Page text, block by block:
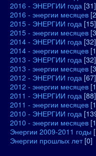
2016 - ЭНЕРГИИ года [31]
2016 - энергии месяцев
2015 - ЭНЕРГИИ года [15]
2015 - энергии месяцев
2014 - ЭНЕРГИИ года [32]
2014 - энергии месяцев
2013 - ЭНЕРГИИ года [32]
2013 - энергии месяцев
2012 - ЭНЕРГИИ года [67]
2012 - энергии месяцев
2011 - ЭНЕРГИИ года [88]
2011 - энергии месяцев
2010 - ЭНЕРГИИ года
2010 - энергии месяцев
Энергии 2009-2011 годы
Энергии прошлых лет [0]